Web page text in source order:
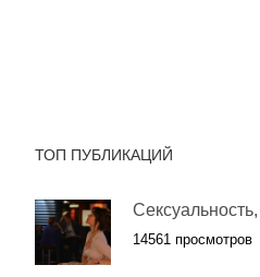
ТОП ПУБЛИКАЦИЙ
14561 просмотров